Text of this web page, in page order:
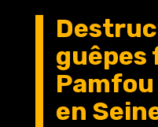
guêpes
en